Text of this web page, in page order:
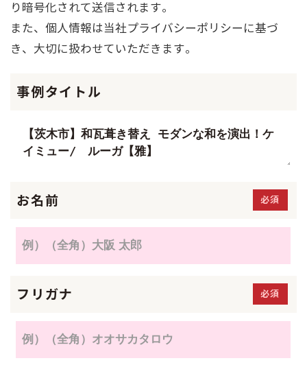
り暗号化されて送信されます。
また、個人情報は当社プライバシーポリシーに基づ
き、大切に扱わせていただきます。
事例タイトル
お名前 必須
フリガナ 必須